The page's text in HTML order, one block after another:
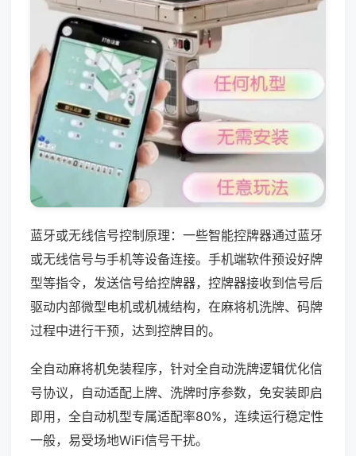
蓝牙或无线信号控制原理：一些智能控牌器通过蓝牙
或无线信号与手机等设备连接。手机端软件预设好牌
型等指令，发送信号给控牌器，控牌器接收到信号后
驱动内部微型电机或机械结构，在麻将机洗牌、码牌
过程中进行干预，达到控牌目的。
全自动麻将机免装程序，针对全自动洗牌逻辑优化信
号协议，自动适配上牌、洗牌时序参数，免安装即启
即用，全自动机型专属适配率80%，连续运行稳定性
一般，易受场地WiFi信号干扰。